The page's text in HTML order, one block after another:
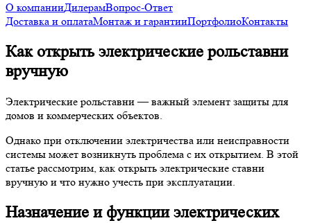
О компанииДилерамВопрос-Ответ
Доставка и оплатаМонтаж и гарантииПортфолиоКонтакты
Как открыть электрические рольставни
вручную
Электрические рольставни — важный элемент защиты для
домов и коммерческих объектов.
Однако при отключении электричества или неисправности
системы может возникнуть проблема с их открытием. В этой
статье рассмотрим, как открыть электрические ставни
вручную и что нужно учесть при эксплуатации.
Назначение и функции электрических